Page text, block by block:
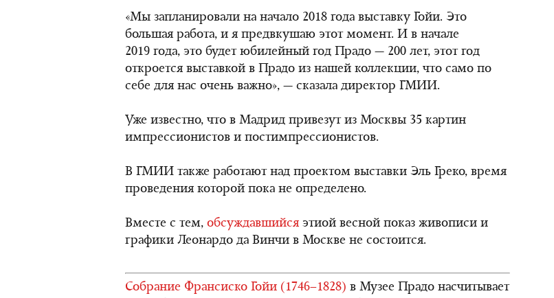
«Мы запланировали на начало 2018 года выставку Гойи. Это
большая работа, и я предвкушаю этот момент. И в начале
2019 года, это будет юбилейный год Прадо — 200 лет, этот год
откроется выставкой в Прадо из нашей коллекции, что само по
себе для нас очень важно», — сказала директор ГМИИ.
Уже известно, что в Мадрид привезут из Москвы 35 картин
импрессионистов и постимпрессионистов.
В ГМИИ также работают над проектом выставки Эль Греко, время
проведения которой пока не определено.
Вместе с тем, обсуждавшийся этиой весной показ живописи и
графики Леонардо да Винчи в Москве не состоится.
Собрание Франсиско Гойи (1746–1828) в Музее Прадо насчитывает